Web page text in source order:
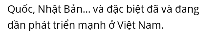
Quốc, Nhật Bản… và đặc biệt đã và đang
dần phát triển mạnh ở Việt Nam.